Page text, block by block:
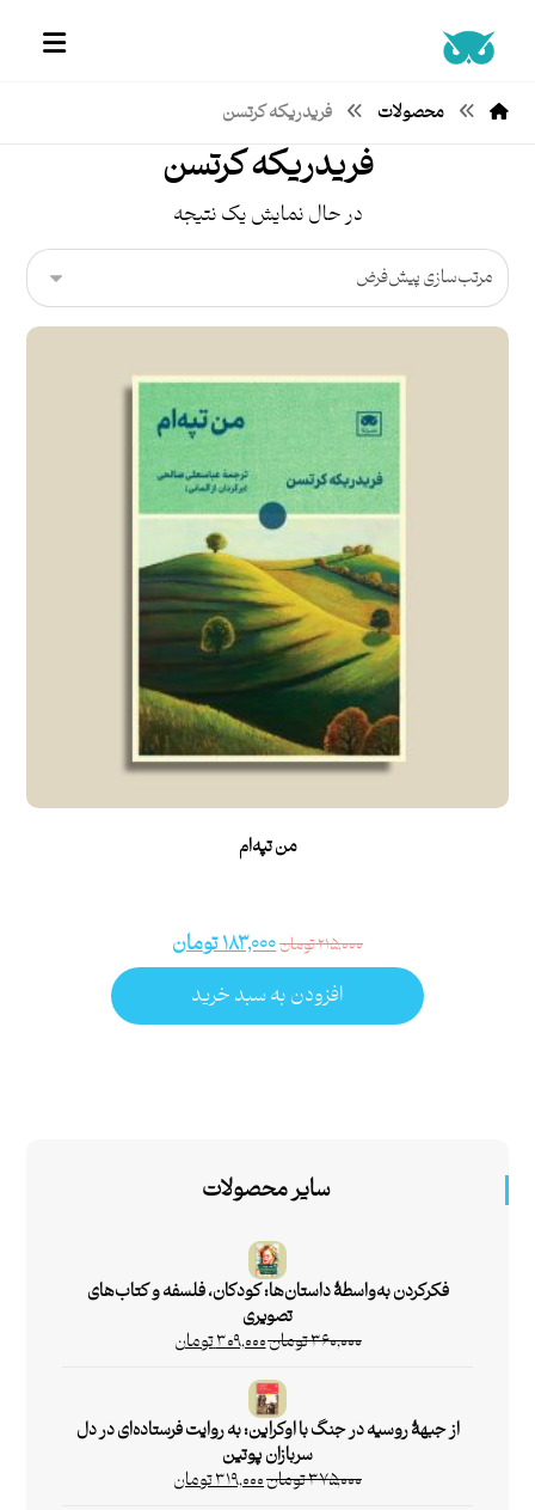
محصولات فریدریکه کرتسن
فریدریکه کرتسن
در حال نمایش یک نتیجه
من تپه‌ام
۲۱۵,۰۰۰تومان۱۸۳,۰۰۰تومان
افزودن به سبد خرید
سایر محصولات
فکرکردن به‌واسطۀ داستان‌ها: کودکان، فلسفه و کتاب‌های
تصویری
۳۶۰,۰۰۰تومان۳۰۹,۰۰۰تومان
از جبهۀ روسیه در جنگ با اوکراین: به روایت فرستاده‌ای در دل
سربازان پوتین
۳۷۵,۰۰۰تومان۳۱۹,۰۰۰تومان